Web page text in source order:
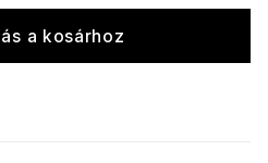
a kosárhoz